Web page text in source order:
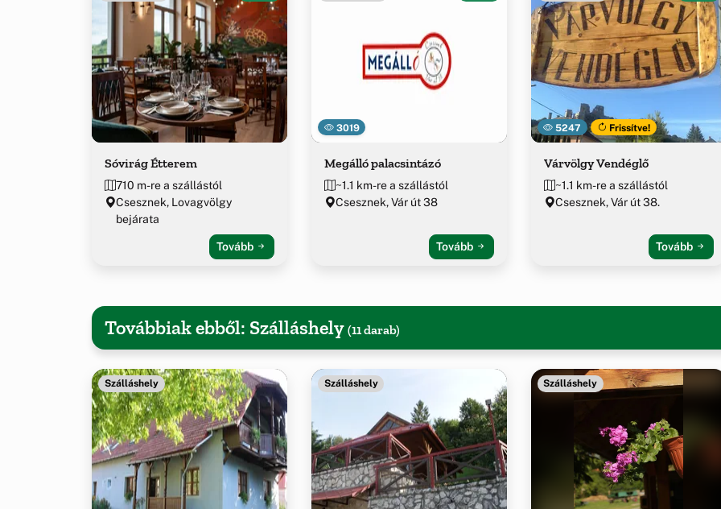
Sóvirág Étterem
710 m-re a szállástól
Csesznek, Lovagvölgy
bejárata
Tovább
3019
Megálló palacsintázó
~1.1 km-re a szállástól
Csesznek, Vár út 38
Tovább
5247 Frissítve!
Várvölgy Vendéglő
~1.1 km-re a szállástól
Csesznek, Vár út 38.
Tovább
Továbbiak ebből: Szálláshely (11 darab)
Szálláshely Szálláshely Szálláshely